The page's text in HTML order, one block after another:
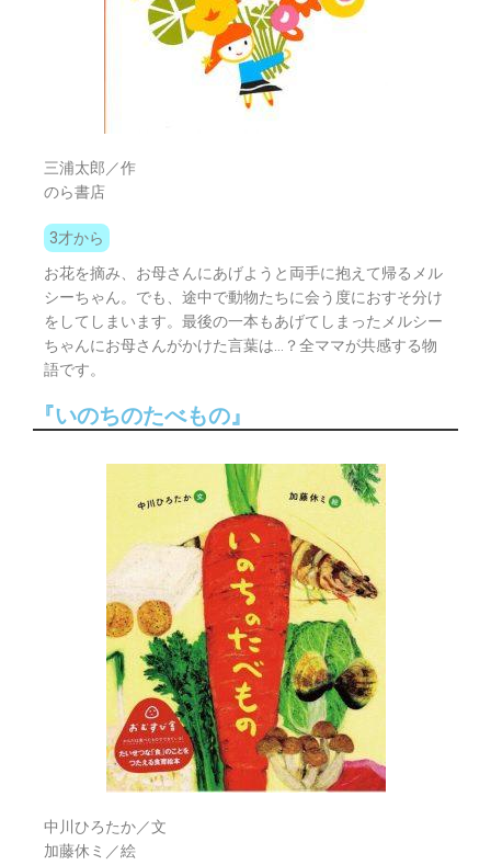
三浦太郎／作
のら書店
3才から
お花を摘み、お母さんにあげようと両手に抱えて帰るメル
シーちゃん。でも、途中で動物たちに会う度におすそ分け
をしてしまいます。最後の一本もあげてしまったメルシー
ちゃんにお母さんがかけた言葉は…？全ママが共感する物
語です。
『いのちのたべもの』
中川ひろたか／文
加藤休ミ／絵